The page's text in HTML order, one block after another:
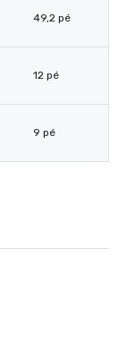
49,2 pé
12 pé
9 pé